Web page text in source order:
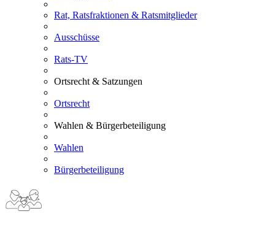
Rat, Ratsfraktionen & Ratsmitglieder
Ausschüsse
Rats-TV
Ortsrecht & Satzungen
Ortsrecht
Wahlen & Bürgerbeteiligung
Wahlen
Bürgerbeteiligung